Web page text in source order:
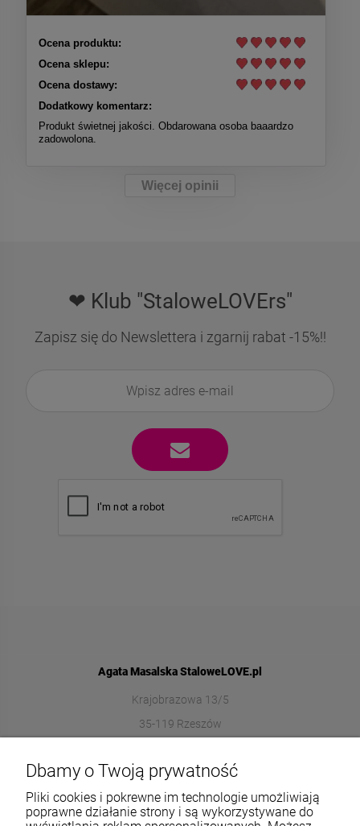
Ocena produktu:
Ocena sklepu:
Ocena dostawy:
Dodatkowy komentarz:
Produkt świetnej jakości. Obdarowana osoba baaardzo
zadowolona.
Więcej opinii
❤ Klub "StaloweLOVErs"
Zapisz się do Newslettera i zgarnij rabat -15%!!
Agata Masalska StaloweLOVE.pl
Krajobrazowa 13/5
35-119 Rzeszów
572989669
Dbamy o Twoją prywatność
Pliki cookies i pokrewne im technologie umożliwiają
poprawne działanie strony i są wykorzystywane do